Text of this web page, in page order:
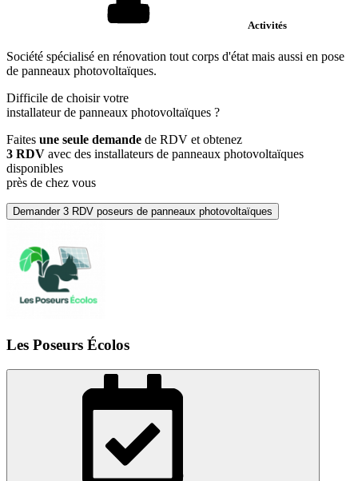
Activités
Société spécialisé en rénovation tout corps d'état mais aussi en pose
de panneaux photovoltaïques.
Difficile de choisir votre
installateur de panneaux photovoltaïques ?
Faites une seule demande de RDV et obtenez
3 RDV avec des installateurs de panneaux photovoltaïques
disponibles
près de chez vous
Demander 3 RDV poseurs de panneaux photovoltaïques
Les Poseurs Écolos